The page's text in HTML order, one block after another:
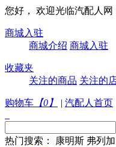
您好， 欢迎光临汽配人网
商城入驻
商城介绍 商城入驻
收藏夹
关注的商品 关注的
购物车 【0 】 | 汽配人首页
热门搜索： 康明斯 弗列加